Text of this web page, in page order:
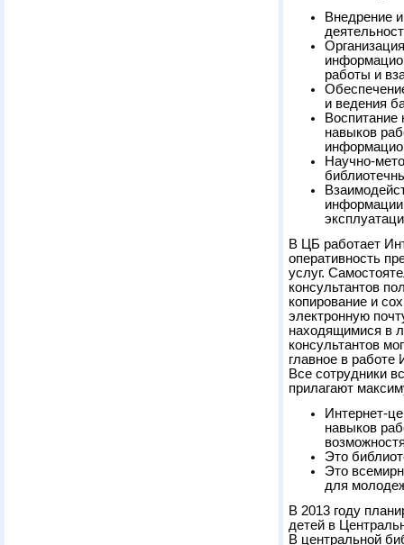
Внедрение
работы и
и ведения
Воспитание
навыков
Научно-
информации
В ЦБ работает
оперативность
услуг.
консультантов
копирование и
электронную
находящимися в
консультантов
главное в работе
Все сотрудники
прилагают
Интернет-
навыков
Это
Это
для
В 2013 году
детей в
В центральной